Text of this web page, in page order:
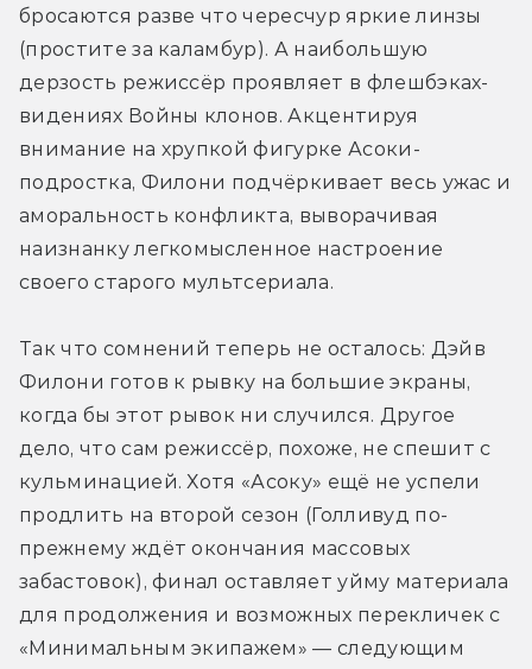
бросаются разве что чересчур яркие линзы
(простите за каламбур). А наибольшую
дерзость режиссёр проявляет в флешбэках-
видениях Войны клонов. Акцентируя
внимание на хрупкой фигурке Асоки-
подростка, Филони подчёркивает весь ужас и
аморальность конфликта, выворачивая
наизнанку легкомысленное настроение
своего старого мультсериала.
Так что сомнений теперь не осталось: Дэйв
Филони готов к рывку на большие экраны,
когда бы этот рывок ни случился. Другое
дело, что сам режиссёр, похоже, не спешит с
кульминацией. Хотя «Асоку» ещё не успели
продлить на второй сезон (Голливуд по-
прежнему ждёт окончания массовых
забастовок), финал оставляет уйму материала
для продолжения и возможных перекличек с
«Минимальным экипажем» — следующим